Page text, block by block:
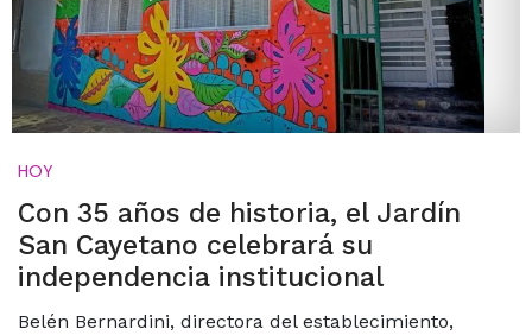
HOY
Con 35 años de historia, el Jardín
San Cayetano celebrará su
independencia institucional
Belén Bernardini, directora del establecimiento,